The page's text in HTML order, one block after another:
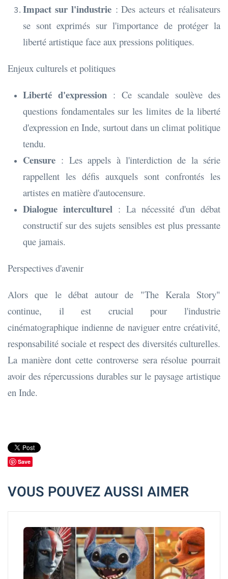
Impact sur l'industrie: Des acteurs et réalisateurs
se sont exprimés sur l'importance de protéger la
liberté artistique face aux pressions politiques.
Enjeux culturels et politiques
Liberté d'expression: Ce scandale soulève des
questions fondamentales sur les limites de la liberté
d'expression en Inde, surtout dans un climat politique
tendu.
Censure : Les appels à l'interdiction de la série
rappellent les défis auxquels sont confrontés les
artistes en matière d'autocensure.
Dialogue interculturel: La nécessité d'un débat
constructif sur des sujets sensibles est plus pressante
que jamais.
Perspectives d'avenir
Alors que le débat autour de "The Kerala Story"
continue, il est crucial pour l'industrie
cinématographique indienne de naviguer entre créativité,
responsabilité sociale et respect des diversités culturelles.
La manière dont cette controverse sera résolue pourrait
avoir des répercussions durables sur le paysage artistique
en Inde.
Save
VOUS POUVEZ AUSSI AIMER